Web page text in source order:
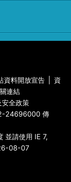
資料開放宣告
資
連結
全政策
24696000 傳
並請使用 IE 7,
08-07